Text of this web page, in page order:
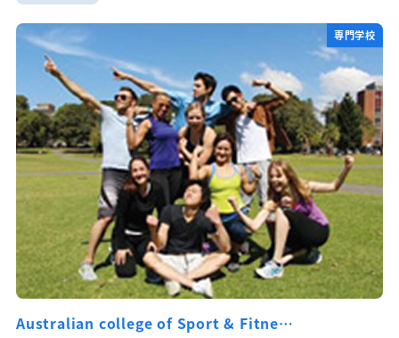
専門学校
Australian college of Sport & Fitne…